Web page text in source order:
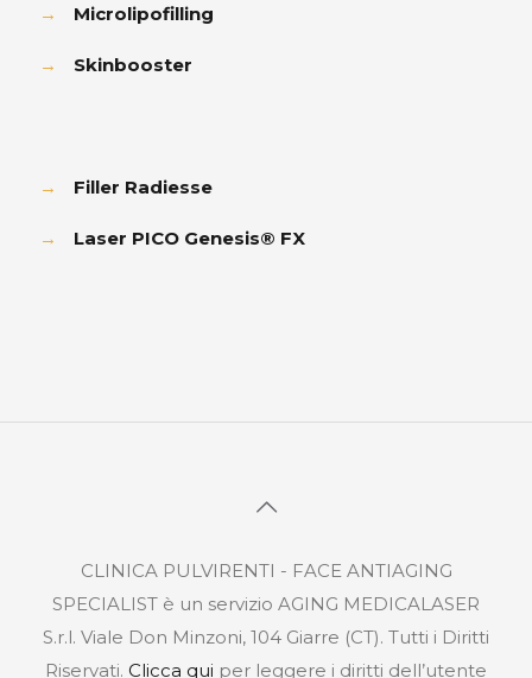
→ Microlipofilling
→ Skinbooster
→ Filler Radiesse
→ Laser PICO Genesis® FX
CLINICA PULVIRENTI - FACE ANTIAGING
SPECIALIST è un servizio AGING MEDICALASER
S.r.l. Viale Don Minzoni, 104 Giarre (CT). Tutti i Diritti
Riservati. Clicca qui per leggere i diritti dell’utente